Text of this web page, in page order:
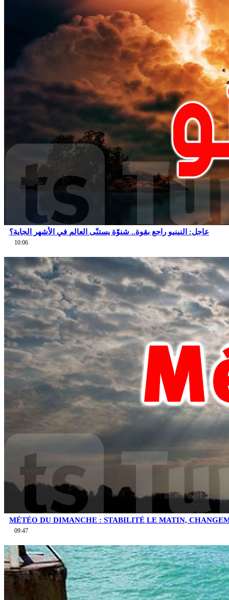
عاجل: النينيو راجع بقوة.. شنوّة يستنّى العالم في الأشهر الجاية؟
10:06
MÉTÉO DU DIMANCHE : STABILITÉ LE MATIN,
09:47